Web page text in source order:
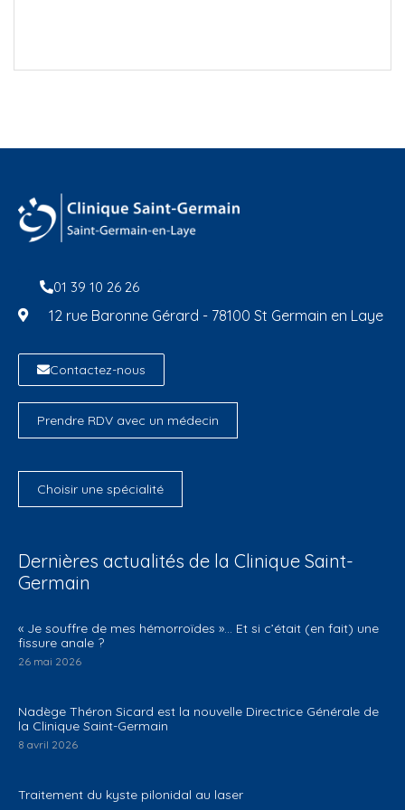
01 39 10 26 26
12 rue Baronne Gérard - 78100 St Germain en Laye
Contactez-nous
Prendre RDV avec un médecin
Choisir une spécialité
Dernières actualités de la Clinique Saint-
Germain
​« Je souffre de mes hémorroïdes »… Et si c’était (en fait) une
fissure anale ?
26 mai 2026
Nadège Théron Sicard est la nouvelle Directrice Générale de
la Clinique Saint-Germain
8 avril 2026
Traitement du kyste pilonidal au laser